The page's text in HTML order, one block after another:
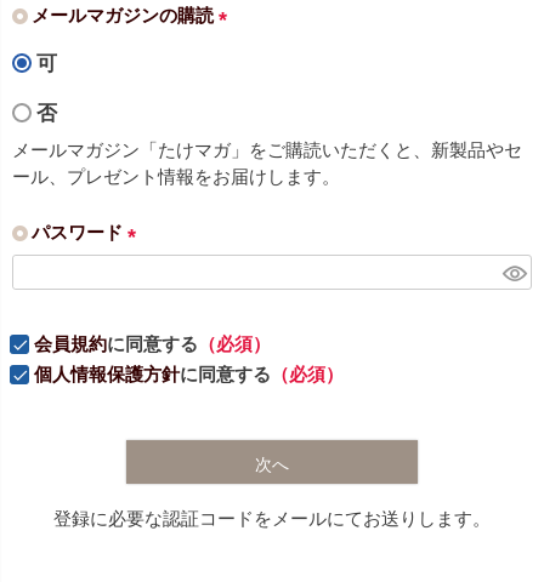
メールマガジンの購読
可
否
メールマガジン「たけマガ」をご購読いただくと、新製品やセ
ール、プレゼント情報をお届けします。
パスワード
必
)
会員規約に同意する （必須）
個人情報保護方針に同意する （必須）
次へ
登録に必要な認証コードをメールにてお送りします。